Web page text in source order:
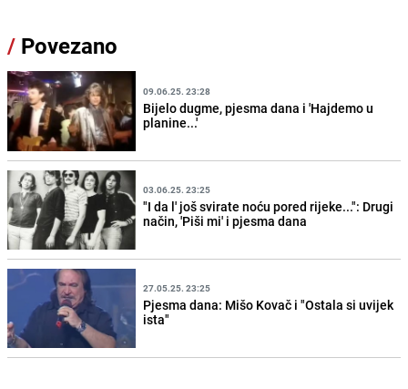
/ Povezano
09.06.25. 23:28
Bijelo dugme, pjesma dana i 'Hajdemo u
planine...'
03.06.25. 23:25
"I da l' još svirate noću pored rijeke...": Drugi
način, 'Piši mi' i pjesma dana
27.05.25. 23:25
Pjesma dana: Mišo Kovač i "Ostala si uvijek
ista"